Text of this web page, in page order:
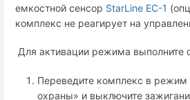
емкостной сенсор StarLine ЕС-1
комплекс не реагирует на
Для активации режима выполните
Переведите комплекс в режим
охраны» и выключите